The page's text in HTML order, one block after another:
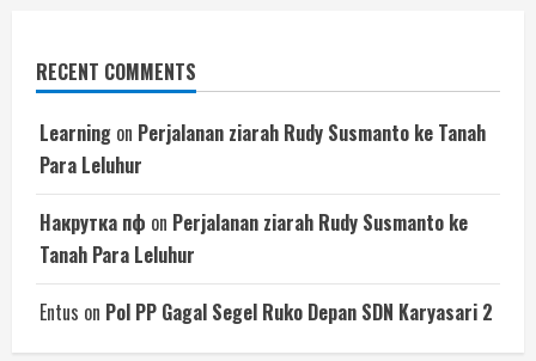
RECENT COMMENTS
Learning on Perjalanan ziarah Rudy Susmanto ke Tanah
Para Leluhur
Накрутка пф on Perjalanan ziarah Rudy Susmanto ke
Tanah Para Leluhur
Entus on Pol PP Gagal Segel Ruko Depan SDN Karyasari 2